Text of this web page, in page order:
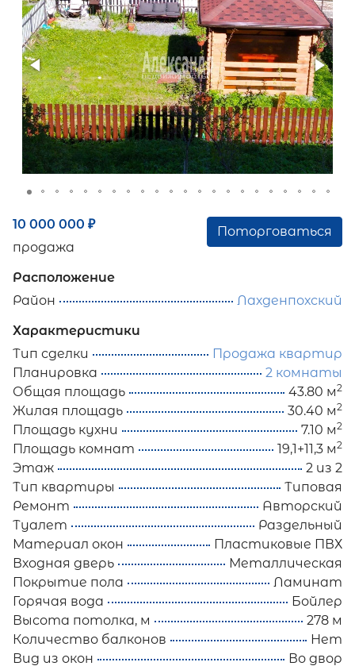
10 000 000 ₽
продажа
Поторговаться
Расположение
Район
Лахденпохский
Характеристики
Тип сделки
Продажа квартир
Планировка
2 комнаты
Общая площадь
43.80 м2
Жилая площадь 30.40 м2
Площадь кухни 7.10 м2
Площадь комнат 19,1+11,3 м2
Этаж
2 из 2
Тип квартиры
Типовая
Ремонт
Авторский
Туалет
Раздельный
Материал окон
Пластиковые ПВХ
Входная дверь
Металлическая
Покрытие пола
Ламинат
Горячая вода
Бойлер
Высота потолка, м
278 м
Количество балконов
Нет
Вид из окон
Во двор